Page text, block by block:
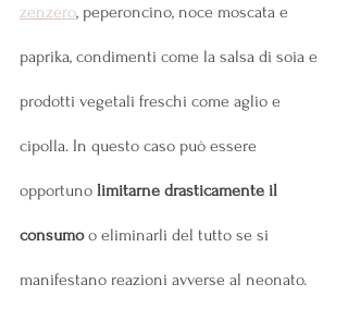
zenzero, peperoncino, noce moscata e
paprika, condimenti come la salsa di soia e
prodotti vegetali freschi come aglio e
cipolla. In questo caso può essere
opportuno limitarne drasticamente il
consumo o eliminarli del tutto se si
manifestano reazioni avverse al neonato.